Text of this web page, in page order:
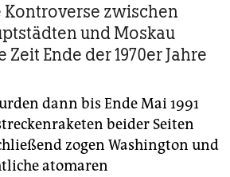
zwischen
und Moskau
Ende der 1970er Jahre
dann bis Ende Mai 1991
beider Seiten
zogen Washington und
atomaren